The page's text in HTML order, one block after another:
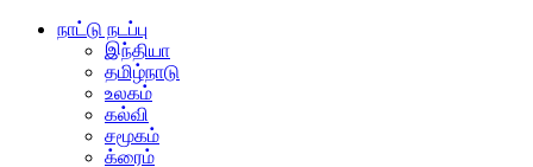
நாட்டு நடப்பு
இந்தியா
தமிழ்நாடு
உலகம்
கல்வி
சமூகம்
க்ரைம்